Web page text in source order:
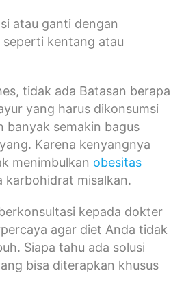
atau ganti dengan
kentang atau
tidak ada Batasan berapa
yang harus dikonsumsi
banyak semakin bagus
Karena kenyangnya
menimbulkan obesitas
karbohidrat misalkan.
kepada dokter
agar diet Anda tidak
Siapa tahu ada solusi
bisa diterapkan khusus